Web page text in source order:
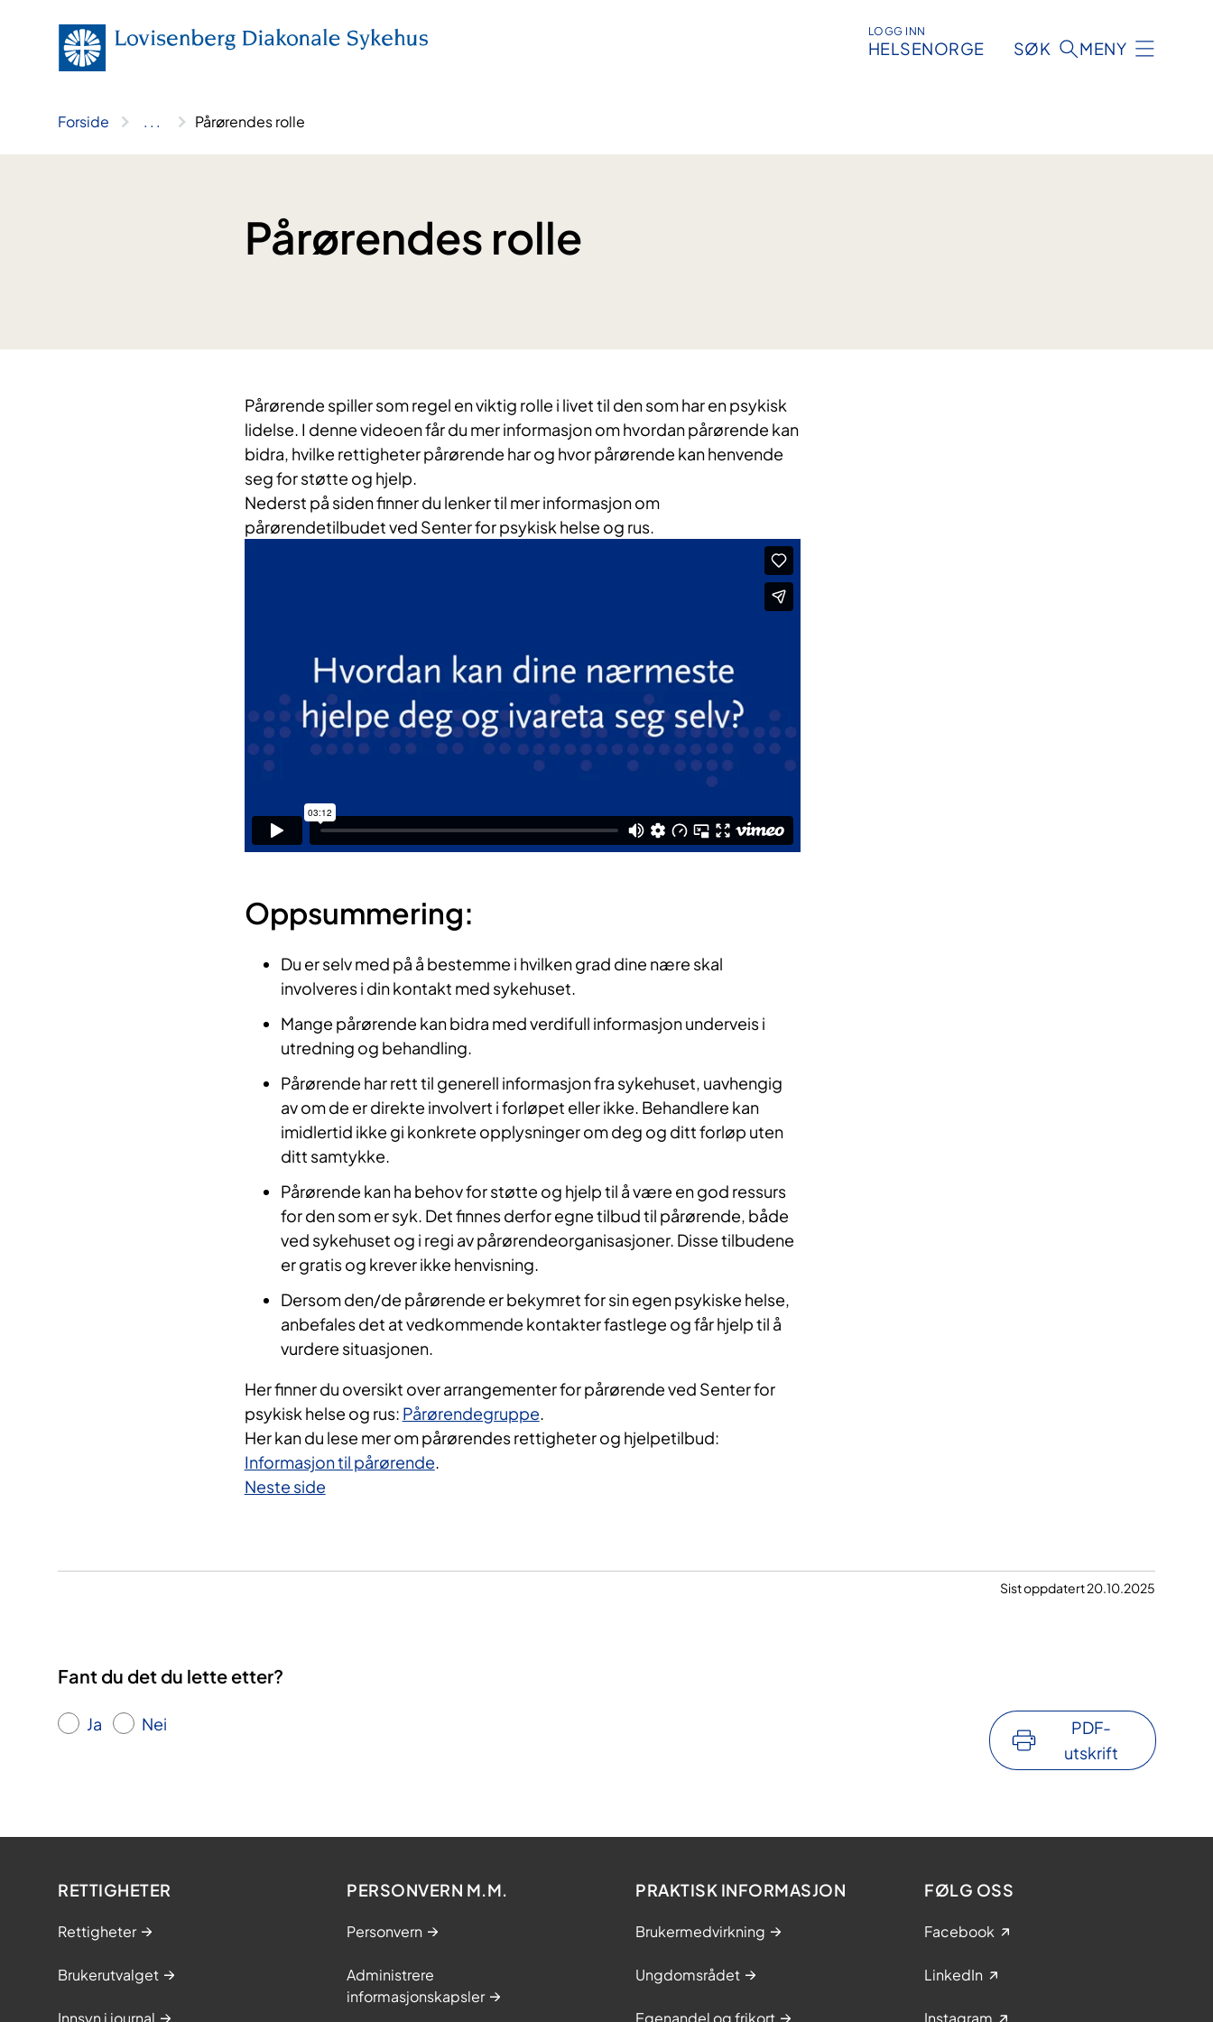
LOGG INN
HELSENORGE SØK MENY
Forside .. . Pårørendes rolle
Pårørendes rolle
Pårørende spiller som regel en viktig rolle i livet til den som har en psykisk
lidelse. I denne videoen får du mer informasjon om hvordan pårørende kan
bidra, hvilke rettigheter pårørende har og hvor pårørende kan henvende
seg for støtte og hjelp.
Nederst på siden finner du lenker til mer informasjon om
pårørendetilbudet ved Senter for psykisk helse og rus.
Oppsummering:
Du er selv med på å bestemme i hvilken grad dine nære skal
involveres i din kontakt med sykehuset.
Mange pårørende kan bidra med verdifull informasjon underveis i
utredning og behandling.
Pårørende har rett til generell informasjon fra sykehuset, uavhengig
av om de er direkte involvert i forløpet eller ikke. Behandlere kan
imidlertid ikke gi konkrete opplysninger om deg og ditt forløp uten
ditt samtykke.
Pårørende kan ha behov for støtte og hjelp til å være en god ressurs
for den som er syk. Det finnes derfor egne tilbud til pårørende, både
ved sykehuset og i regi av pårørendeorganisasjoner. Disse tilbudene
er gratis og krever ikke henvisning.
Dersom den/de pårørende er bekymret for sin egen psykiske helse,
anbefales det at vedkommende kontakter fastlege og får hjelp til å
vurdere situasjonen.
Her finner du oversikt over arrangementer for pårørende ved Senter for
psykisk helse og rus: Pårørendegruppe.
Her kan du lese mer om pårørendes rettigheter og hjelpetilbud:
Informasjon til pårørende.
Neste side
Sist oppdatert 20.10.2025
Fant du det du lette etter?
Ja Nei
PDF-
utskrift
RETTIGHETER
Rettigheter
Brukerutvalget
Innsyn i journal
PERSONVERN M.M.
Personvern
Administrere
informasjonskapsler
PRAKTISK INFORMASJON
Brukermedvirkning
Ungdomsrådet
Egenandel og frikort
FØLG OSS
Facebook
LinkedIn
Instagram